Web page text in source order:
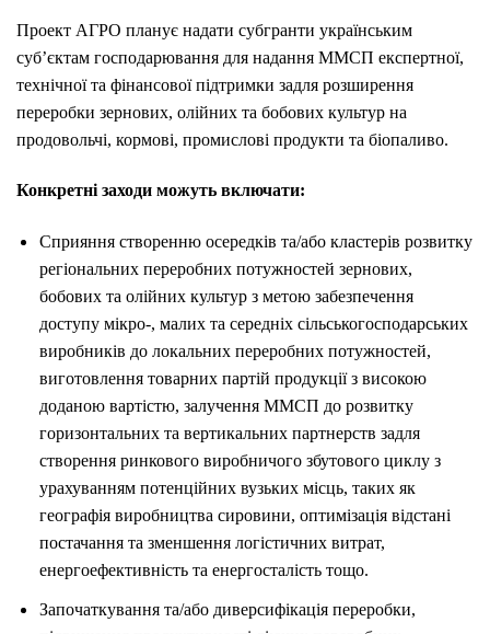
Проект АГРО планує надати субгранти українським
суб’єктам господарювання для надання ММСП експертної,
технічної та фінансової підтримки задля розширення
переробки зернових, олійних та бобових культур на
продовольчі, кормові, промислові продукти та біопаливо.
Конкретні заходи можуть включати:
Сприяння створенню осередків та/або кластерів розвитку
регіональних переробних потужностей зернових,
бобових та олійних культур з метою забезпечення
доступу мікро-, малих та середніх сільськогосподарських
виробників до локальних переробних потужностей,
виготовлення товарних партій продукції з високою
доданою вартістю, залучення ММСП до розвитку
горизонтальних та вертикальних партнерств задля
створення ринкового виробничого збутового циклу з
урахуванням потенційних вузьких місць, таких як
географія виробництва сировини, оптимізація відстані
постачання та зменшення логістичних витрат,
енергоефективність та енергосталість тощо.
Започаткування та/або диверсифікація переробки,